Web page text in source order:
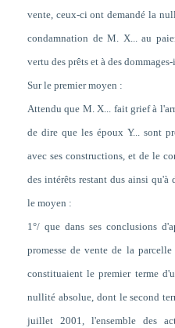
vente, ceux-ci ont demandé la
condamnation de M. X... au
vertu des prêts et à des
Sur le premier moyen :
Attendu que M. X... fait grief à
de dire que les époux Y... sont
avec ses constructions, et de le
des intérêts restant dus ainsi qu'à
le moyen :
1°/ que dans ses conclusions
promesse de vente de la
constituaient le premier terme
nullité absolue, dont le second
juillet 2001, l'ensemble des